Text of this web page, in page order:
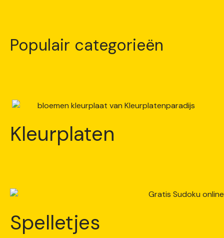
Populair categorieën
Kleurplaten
Spelletjes